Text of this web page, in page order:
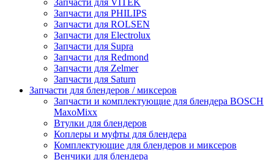
Запчасти для VITEK
Запчасти для PHILIPS
Запчасти для ROLSEN
Запчасти для Electrolux
Запчасти для Supra
Запчасти для Redmond
Запчасти для Zelmer
Запчасти для Saturn
Запчасти для блендеров / миксеров
Запчасти и комплектующие для блендера BOSCH
MaxoMixx
Втулки для блендеров
Коплеры и муфты для блендера
Комплектующие для блендеров и миксеров
Венчики для блендера